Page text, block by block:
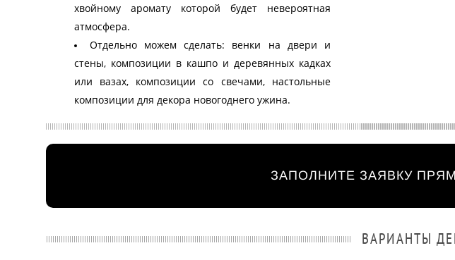
хвойному аромату которой будет невероятная
атмосфера.
Отдельно можем сделать: венки на двери и
стены, композиции в кашпо и деревянных кадках
или вазах, композиции со свечами, настольные
композиции для декора новогоднего ужина.
ЗАПОЛНИТЕ ЗАЯВКУ
ВАРИАНТЫ